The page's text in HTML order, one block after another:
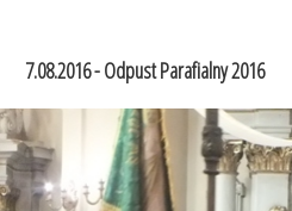
7.08.2016 - Odpust Parafialny 2016